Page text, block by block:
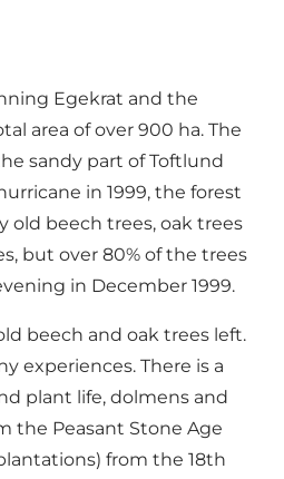
Egekrat and the
area of ​​over 900 ha. The
sandy part of Toftlund
in 1999, the forest
old beech trees, oak trees
but over 80% of the trees
in December 1999.
beech and oak trees left.
experiences. There is a
plant life, dolmens and
the Peasant Stone Age
from the 18th